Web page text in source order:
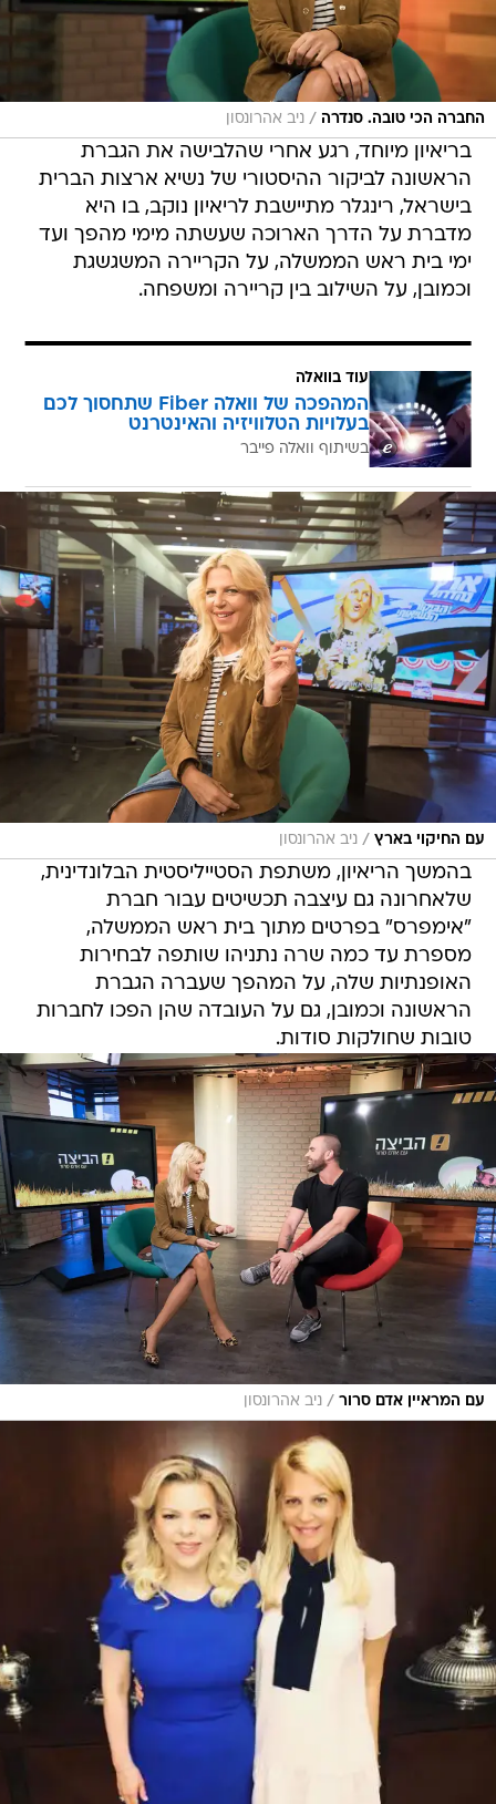
החברה הכי טובה. סנדרה / ניב אהרונסון
בריאיון מיוחד, רגע אחרי שהלבישה את הגברת
הראשונה לביקור ההיסטורי של נשיא ארצות הברית
בישראל, רינגלר מתיישבת לריאיון נוקב, בו היא
מדברת על הדרך הארוכה שעשתה מימי מהפך ועד
ימי בית ראש הממשלה, על הקריירה המשגשגת
וכמובן, על השילוב בין קריירה ומשפחה.
עוד בוואלה
המהפכה של וואלה Fiber שתחסוך לכם
בעלויות הטלוויזיה והאינטרנט
בשיתוף וואלה פייבר
עם החיקוי בארץ / ניב אהרונסון
בהמשך הריאיון, משתפת הסטייליסטית הבלונדינית,
שלאחרונה גם עיצבה תכשיטים עבור חברת
"אימפרס" בפרטים מתוך בית ראש הממשלה,
מספרת עד כמה שרה נתניהו שותפה לבחירות
האופנתיות שלה, על המהפך שעברה הגברת
הראשונה וכמובן, גם על העובדה שהן הפכו לחברות
טובות שחולקות סודות.
עם המראיין אדם סרור / ניב אהרונסון